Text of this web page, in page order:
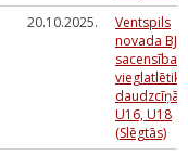
20.10.2025.
Ventspils
novada
sacensības
daudzcīņā
U16, U18
(Slēgtās)